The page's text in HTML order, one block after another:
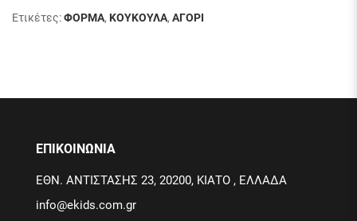
Ετικέτες:ΦΟΡΜΑ, ΚΟΥΚΟΥΛΑ, ΑΓΟΡΙ
ΕΠΙΚΟΙΝΩΝΙΑ
ΕΘΝ. ΑΝΤΙΣΤΑΣΗΣ 23, 20200, ΚΙΑΤΟ , ΕΛΛΑΔΑ
info@ekids.com.gr